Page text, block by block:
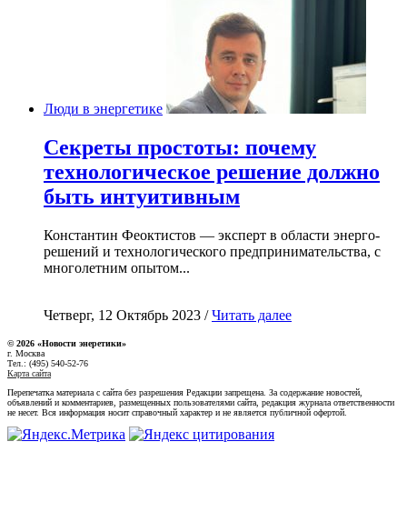
Люди в энергетике
Секреты простоты: почему
технологическое решение должно
быть интуитивным
Константин Феоктистов — эксперт в области энерго-
решений и технологического предпринимательства, с
многолетним опытом...
Четверг, 12 Октябрь 2023 /Читать далее
© 2026 «Новости энеретики»
г. Москва
Тел.: (495) 540-52-76
Карта сайта
Перепечатка материала с сайта без разрешения Редакции запрещена. За содержание новостей,
объявлений и комментариев, размещенных пользователями сайта, редакция журнала ответственности
не несет. Вся информация носит справочный характер и не является публичной офертой.